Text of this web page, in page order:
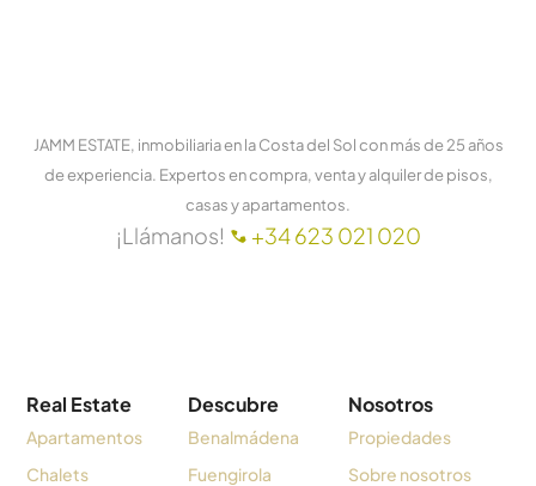
JAMM ESTATE, inmobiliaria en la Costa del Sol con más de 25 años
de experiencia. Expertos en compra, venta y alquiler de pisos,
casas y apartamentos.
¡Llámanos! +34 623 021 020
Real Estate
Apartamentos
Chalets
Descubre
Benalmádena
Fuengirola
Nosotros
Propiedades
Sobre nosotros